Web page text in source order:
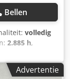
Bellen
volledig
2.885 h,
500 mm,
, bouwhoogte:
Advertentie